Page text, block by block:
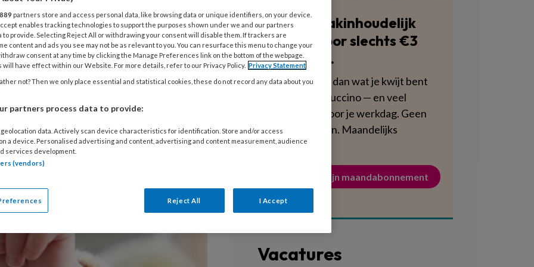
werd op zijn vijftigste
nu als pedagogisch coach op de
in Amsterdam. Een plek
professionals werken, maar
En waar Joost Visser de enige is
op zak.
Blijf vakinhoudelijk
scherp voor slechts €3
per week.
Dat is minder dan wat je kwijt bent
aan een cappuccino — en veel
voedzamer voor je werkdag. Geen
verplichtingen. Maandelijks
opzegbaar.
Activeer mijn maandabonnement
Vacatures
889 partners store and access personal data, like browsing data or unique identifiers, on your device.
enables tracking technologies to support the purposes shown under we and our partners
to provide. Selecting Reject All or withdrawing your consent will disable them. If trackers are
content and ads you see may not be as relevant to you. You can resurface this menu to change your
consent at any time by clicking the Manage Preferences link on the bottom of the webpage.
will have effect within our Website. For more details, refer to our Privacy Policy. Privacy Statement
not? Then we only place essential and statistical cookies, these do not record any data about you
partners process data to provide:
data. Actively scan device characteristics for identification. Store and/or access
a device. Personalised advertising and content, advertising and content measurement, audience
services development.
(vendors)
Reject All I Accept